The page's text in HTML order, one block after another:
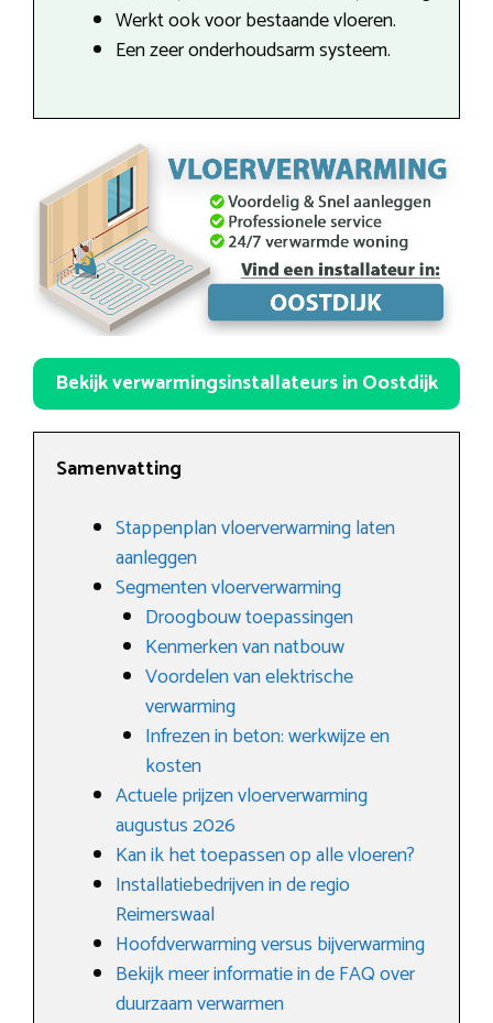
Werkt ook voor bestaande vloeren.
Een zeer onderhoudsarm systeem.
Bekijk verwarmingsinstallateurs in Oostdijk
Samenvatting
Stappenplan vloerverwarming laten
aanleggen
Segmenten vloerverwarming
Droogbouw toepassingen
Kenmerken van natbouw
Voordelen van elektrische
verwarming
Infrezen in beton: werkwijze en
kosten
Actuele prijzen vloerverwarming
augustus 2026
Kan ik het toepassen op alle vloeren?
Installatiebedrijven in de regio
Reimerswaal
Hoofdverwarming versus bijverwarming
Bekijk meer informatie in de FAQ over
duurzaam verwarmen